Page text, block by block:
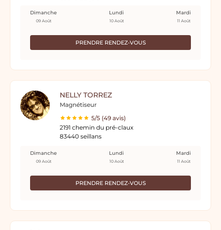
PRENDRE RENDEZ-VOUS
Dimanche
09 Août
Lundi
10 Août
Mardi
11 Août
NELLY TORREZ
Magnétiseur
5/5 (49 avis)
2191 chemin du pré-claux
83440 seillans
PRENDRE RENDEZ-VOUS
Dimanche
09 Août
Lundi
10 Août
Mardi
11 Août